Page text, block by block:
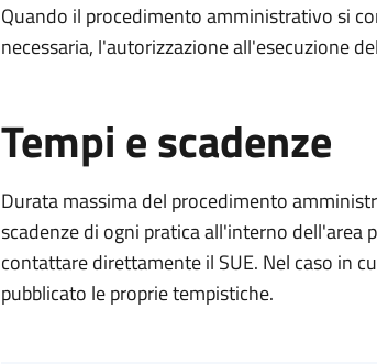
Quando il procedimento amministrativo si
necessaria, l'autorizzazione all'esecuzione
Tempi e scadenze
Durata massima del procedimento
scadenze di ogni pratica all'interno dell'area
contattare direttamente il SUE. Nel caso in
pubblicato le proprie tempistiche.